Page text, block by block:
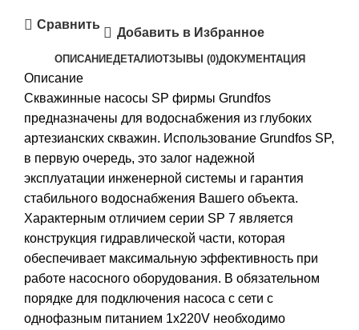
Сравнить
Добавить в Избранное
ОПИСАНИЕДЕТАЛИОТЗЫВЫ (0)ДОКУМЕНТАЦИЯ
Описание
Скважинные насосы SP фирмы Grundfos
предназначены для водоснабжения из глубоких
артезианских скважин. Использование Grundfos SP,
в первую очередь, это залог надежной
эксплуатации инженерной системы и гарантия
стабильного водоснабжения Вашего объекта.
Характерным отличием серии SP 7 является
конструкция гидравлической части, которая
обеспечивает максимальную эффективность при
работе насосного оборудования. В обязательном
порядке для подключения насоса с сети с
однофазным питанием 1х220V необходимо